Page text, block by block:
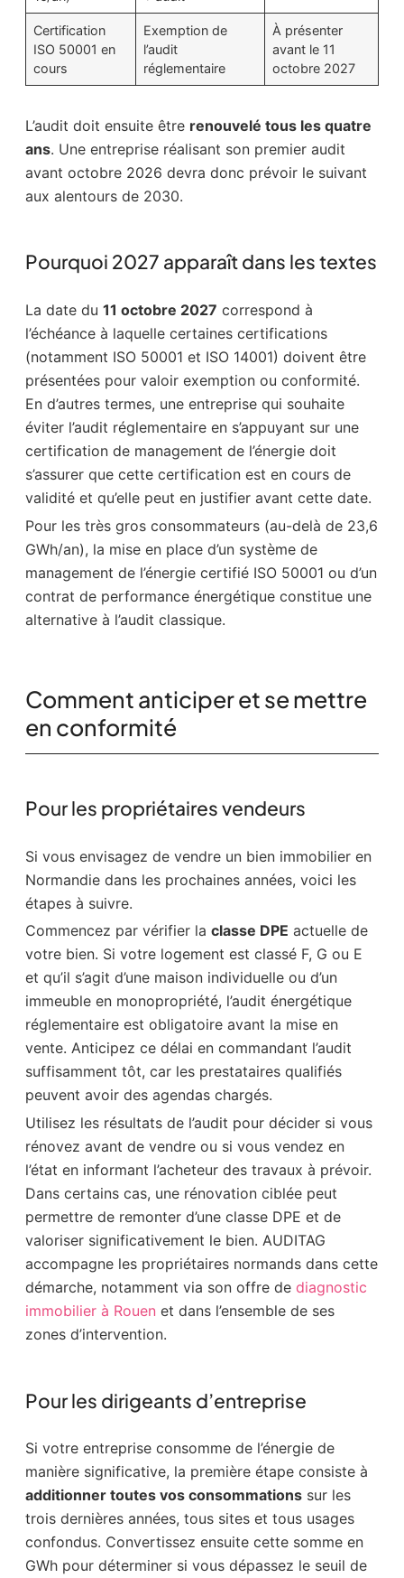
Certification
ISO 50001 en
cours
Exemption de
l’audit
réglementaire
À présenter
avant le 11
octobre 2027
L’audit doit ensuite être renouvelé tous les quatre
ans. Une entreprise réalisant son premier audit
avant octobre 2026 devra donc prévoir le suivant
aux alentours de 2030.
Pourquoi 2027 apparaît dans les textes
La date du 11 octobre 2027 correspond à
l’échéance à laquelle certaines certifications
(notamment ISO 50001 et ISO 14001) doivent être
présentées pour valoir exemption ou conformité.
En d’autres termes, une entreprise qui souhaite
éviter l’audit réglementaire en s’appuyant sur une
certification de management de l’énergie doit
s’assurer que cette certification est en cours de
validité et qu’elle peut en justifier avant cette date.
Pour les très gros consommateurs (au-delà de 23,6
GWh/an), la mise en place d’un système de
management de l’énergie certifié ISO 50001 ou d’un
contrat de performance énergétique constitue une
alternative à l’audit classique.
Comment anticiper et se mettre
en conformité
Pour les propriétaires vendeurs
Si vous envisagez de vendre un bien immobilier en
Normandie dans les prochaines années, voici les
étapes à suivre.
Commencez par vérifier la classe DPE actuelle de
votre bien. Si votre logement est classé F, G ou E
et qu’il s’agit d’une maison individuelle ou d’un
immeuble en monopropriété, l’audit énergétique
réglementaire est obligatoire avant la mise en
vente. Anticipez ce délai en commandant l’audit
suffisamment tôt, car les prestataires qualifiés
peuvent avoir des agendas chargés.
Utilisez les résultats de l’audit pour décider si vous
rénovez avant de vendre ou si vous vendez en
l’état en informant l’acheteur des travaux à prévoir.
Dans certains cas, une rénovation ciblée peut
permettre de remonter d’une classe DPE et de
valoriser significativement le bien. AUDITAG
accompagne les propriétaires normands dans cette
démarche, notamment via son offre de diagnostic
immobilier à Rouen et dans l’ensemble de ses
zones d’intervention.
Pour les dirigeants d’entreprise
Si votre entreprise consomme de l’énergie de
manière significative, la première étape consiste à
additionner toutes vos consommations sur les
trois dernières années, tous sites et tous usages
confondus. Convertissez ensuite cette somme en
GWh pour déterminer si vous dépassez le seuil de